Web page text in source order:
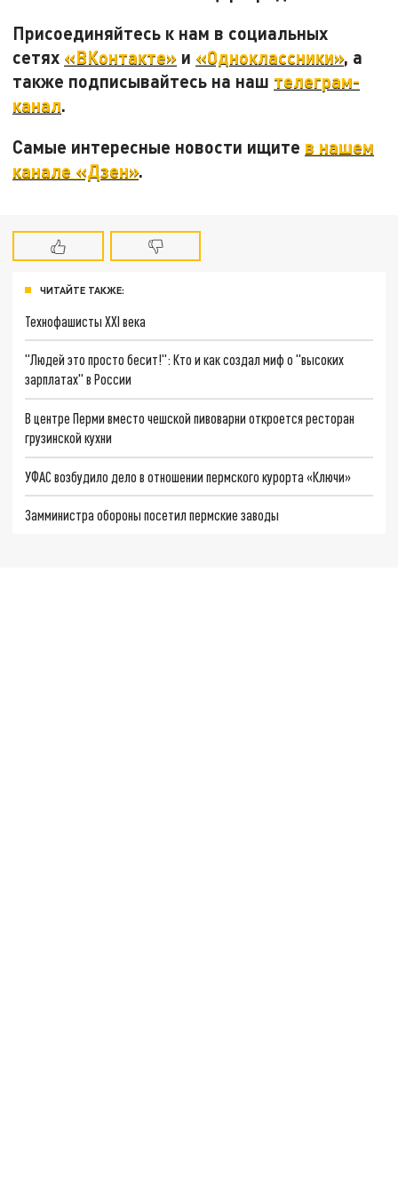
Присоединяйтесь к нам в социальных
сетях «ВКонтакте» и «Одноклассники», а
также подписывайтесь на наш телеграм-
канал.
Самые интересные новости ищите в нашем
канале «Дзен».
ЧИТАЙТЕ ТАКЖЕ:
Технофашисты XXI века
"Людей это просто бесит!": Кто и как создал миф о "высоких
зарплатах" в России
В центре Перми вместо чешской пивоварни откроется ресторан
грузинской кухни
УФАС возбудило дело в отношении пермского курорта «Ключи»
Замминистра обороны посетил пермские заводы